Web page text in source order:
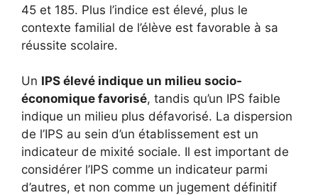
45 et 185. Plus l’indice est élevé, plus le
contexte familial de l’élève est favorable à sa
réussite scolaire.
Un IPS élevé indique un milieu socio-
économique favorisé, tandis qu’un IPS faible
indique un milieu plus défavorisé. La dispersion
de l’IPS au sein d’un établissement est un
indicateur de mixité sociale. Il est important de
considérer l’IPS comme un indicateur parmi
d’autres, et non comme un jugement définitif